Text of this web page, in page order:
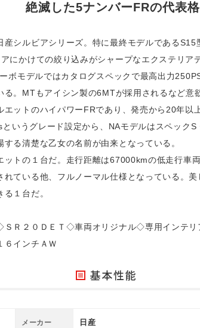
絶滅した5ナンバーFRの代表格
シルビアシリーズ。特に最終モデルである
にかけての絞り込みがシャープなエクステリ
ボモデルではカタログスペックで最高出力
。MTもアイシン製の6MTが採用されるなど意
ットのハイパワーFRであり、発売から20年以
いうグレード設定から、NAモデルはスペック
る清楚な乙女の名前が由来となっている。
トの１台だ。走行距離は67000kmの低走行車
ている他、フルノーマル仕様となっている。
１台だ。
Ｒ２０ＤＥＴ◇車両オリジナル◇専用インテ
インチＡＷ
メーカー 日産